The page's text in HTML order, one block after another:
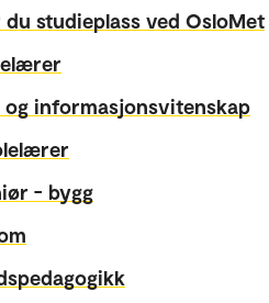
du studieplass ved OsloMet
og informasjonsvitenskap
- bygg